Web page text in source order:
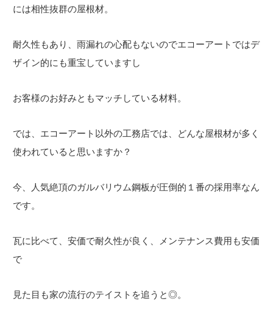
には相性抜群の屋根材。
耐久性もあり、雨漏れの心配もないのでエコーアートではデ
ザイン的にも重宝していますし
お客様のお好みともマッチしている材料。
では、エコーアート以外の工務店では、どんな屋根材が多く
使われていると思いますか？
今、人気絶頂のガルバリウム鋼板が圧倒的１番の採用率なん
です。
瓦に比べて、安価で耐久性が良く、メンテナンス費用も安価
で
見た目も家の流行のテイストを追うと◎。